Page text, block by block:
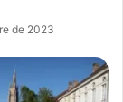
de 2023